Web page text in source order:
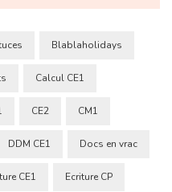
Blablaholidays
Calcul CE1
CE2 CM1
DDM CE1 Docs en vrac
CE1 Ecriture CP